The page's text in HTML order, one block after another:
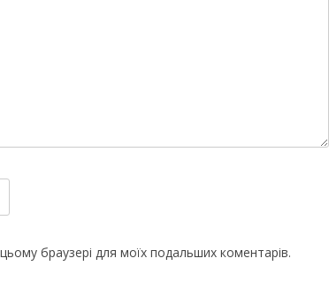
браузері для моїх подальших коментарів.